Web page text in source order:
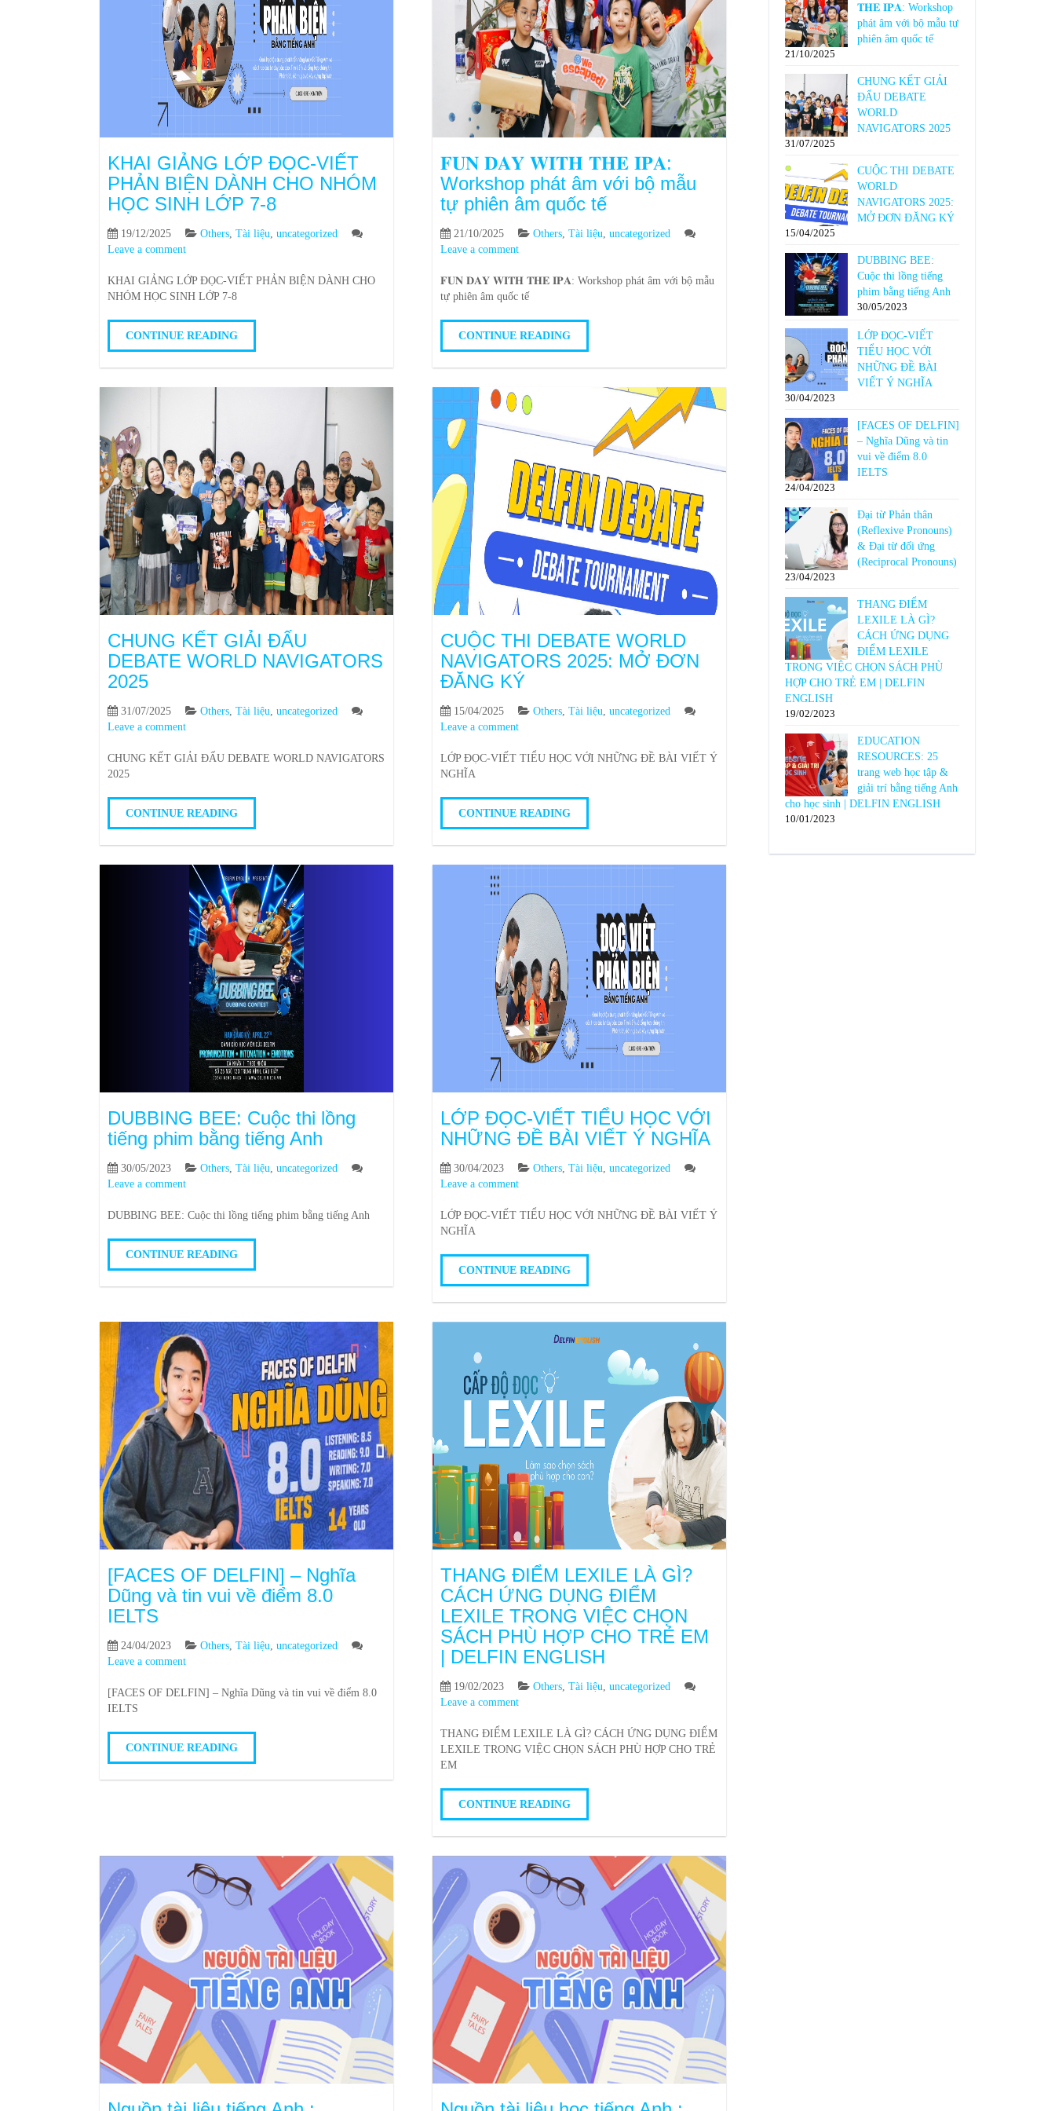
KHAI GIẢNG LỚP ĐỌC-VIẾT
PHẢN BIỆN DÀNH CHO NHÓM
HỌC SINH LỚP 7-8
19/12/2025 Others, Tài liệu, uncategorized
Leave a comment
KHAI GIẢNG LỚP ĐỌC-VIẾT PHẢN BIỆN DÀNH CHO
NHÓM HỌC SINH LỚP 7-8
CONTINUE READING
𝐅𝐔𝐍 𝐃𝐀𝐘 𝐖𝐈𝐓𝐇 𝐓𝐇𝐄 𝐈𝐏𝐀:
Workshop phát âm với bộ mẫu
tự phiên âm quốc tế
21/10/2025 Others, Tài liệu, uncategorized
Leave a comment
𝐅𝐔𝐍 𝐃𝐀𝐘 𝐖𝐈𝐓𝐇 𝐓𝐇𝐄 𝐈𝐏𝐀: Workshop phát âm với bộ mẫu
tự phiên âm quốc tế
CONTINUE READING
CHUNG KẾT GIẢI ĐẤU
DEBATE WORLD NAVIGATORS
2025
31/07/2025 Others, Tài liệu, uncategorized
Leave a comment
CHUNG KẾT GIẢI ĐẤU DEBATE WORLD NAVIGATORS
2025
CONTINUE READING
CUỘC THI DEBATE WORLD
NAVIGATORS 2025: MỞ ĐƠN
ĐĂNG KÝ
15/04/2025 Others, Tài liệu, uncategorized
Leave a comment
LỚP ĐỌC-VIẾT TIỂU HỌC VỚI NHỮNG ĐỀ BÀI VIẾT Ý
NGHĨA
CONTINUE READING
DUBBING BEE: Cuộc thi lồng
tiếng phim bằng tiếng Anh
30/05/2023 Others, Tài liệu, uncategorized
Leave a comment
DUBBING BEE: Cuộc thi lồng tiếng phim bằng tiếng Anh
CONTINUE READING
LỚP ĐỌC-VIẾT TIỂU HỌC VỚI
NHỮNG ĐỀ BÀI VIẾT Ý NGHĨA
30/04/2023 Others, Tài liệu, uncategorized
Leave a comment
LỚP ĐỌC-VIẾT TIỂU HỌC VỚI NHỮNG ĐỀ BÀI VIẾT Ý
NGHĨA
CONTINUE READING
[FACES OF DELFIN] – Nghĩa
Dũng và tin vui về điểm 8.0
IELTS
24/04/2023 Others, Tài liệu, uncategorized
Leave a comment
[FACES OF DELFIN] – Nghĩa Dũng và tin vui về điểm 8.0
IELTS
CONTINUE READING
THANG ĐIỂM LEXILE LÀ GÌ?
CÁCH ỨNG DỤNG ĐIỂM
LEXILE TRONG VIỆC CHỌN
SÁCH PHÙ HỢP CHO TRẺ EM
| DELFIN ENGLISH
19/02/2023 Others, Tài liệu, uncategorized
Leave a comment
THANG ĐIỂM LEXILE LÀ GÌ? CÁCH ỨNG DỤNG ĐIỂM
LEXILE TRONG VIỆC CHỌN SÁCH PHÙ HỢP CHO TRẺ
EM
CONTINUE READING
𝐓𝐇𝐄 𝐈𝐏𝐀: Workshop
phát âm với bộ mẫu tự
phiên âm quốc tế
21/10/2025
CHUNG KẾT GIẢI
ĐẤU DEBATE
WORLD
NAVIGATORS 2025
31/07/2025
CUỘC THI DEBATE
WORLD
NAVIGATORS 2025:
MỞ ĐƠN ĐĂNG KÝ
15/04/2025
DUBBING BEE:
Cuộc thi lồng tiếng
phim bằng tiếng Anh
30/05/2023
LỚP ĐỌC-VIẾT
TIỂU HỌC VỚI
NHỮNG ĐỀ BÀI
VIẾT Ý NGHĨA
30/04/2023
[FACES OF DELFIN]
– Nghĩa Dũng và tin
vui về điểm 8.0
IELTS
24/04/2023
Đại từ Phản thân
(Reflexive Pronouns)
& Đại từ đối ứng
(Reciprocal Pronouns)
23/04/2023
THANG ĐIỂM
LEXILE LÀ GÌ?
CÁCH ỨNG DỤNG
ĐIỂM LEXILE
TRONG VIỆC CHỌN SÁCH PHÙ
HỢP CHO TRẺ EM | DELFIN
ENGLISH
19/02/2023
EDUCATION
RESOURCES: 25
trang web học tập &
giải trí bằng tiếng Anh
cho học sinh | DELFIN ENGLISH
10/01/2023